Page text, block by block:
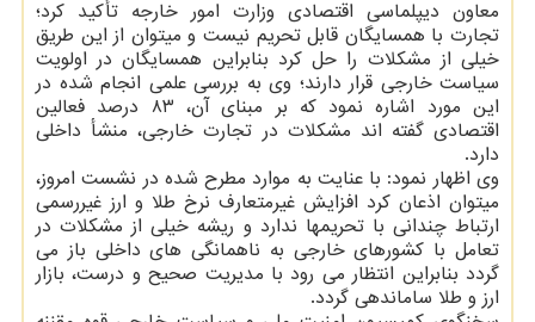
معاون دیپلماسی اقتصادی وزارت امور خارجه تأکید کرد؛
تجارت با همسایگان قابل تحریم نیست و میتوان از این طریق
خیلی از مشکلات را حل کرد بنابراین همسایگان در اولویت
سیاست خارجی قرار دارند؛ وی به بررسی علمی انجام شده در
این مورد اشاره نمود که بر مبنای آن، ۸۳ درصد فعالین
اقتصادی گفته اند مشکلات در تجارت خارجی، منشأ داخلی
دارد.
وی اظهار نمود: با عنایت به موارد مطرح شده در نشست امروز،
میتوان اذعان کرد افزایش غیرمتعارف نرخ طلا و ارز غیررسمی
ارتباط چندانی با تحریمها ندارد و ریشه خیلی از مشکلات در
تعامل با کشورهای خارجی به ناهمانگی های داخلی باز می
گردد بنابراین انتظار می رود با مدیریت صحیح و درست، بازار
ارز و طلا ساماندهی گردد.